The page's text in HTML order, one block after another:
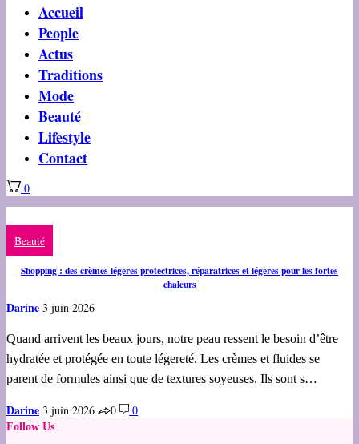
Accueil
People
Actus
Traditions
Mode
Beauté
Lifestyle
Contact
0
Beauté
Shopping : des crèmes légères protectrices, réparatrices et légères pour les fortes
chaleurs
Darine 3 juin 2026
Quand arrivent les beaux jours, notre peau ressent le besoin d’être
hydratée et protégée en toute légereté. Les crèmes et fluides se
parent de formules ainsi que de textures soyeuses. Ils sont s…
Darine 3 juin 2026 0 0
Follow Us